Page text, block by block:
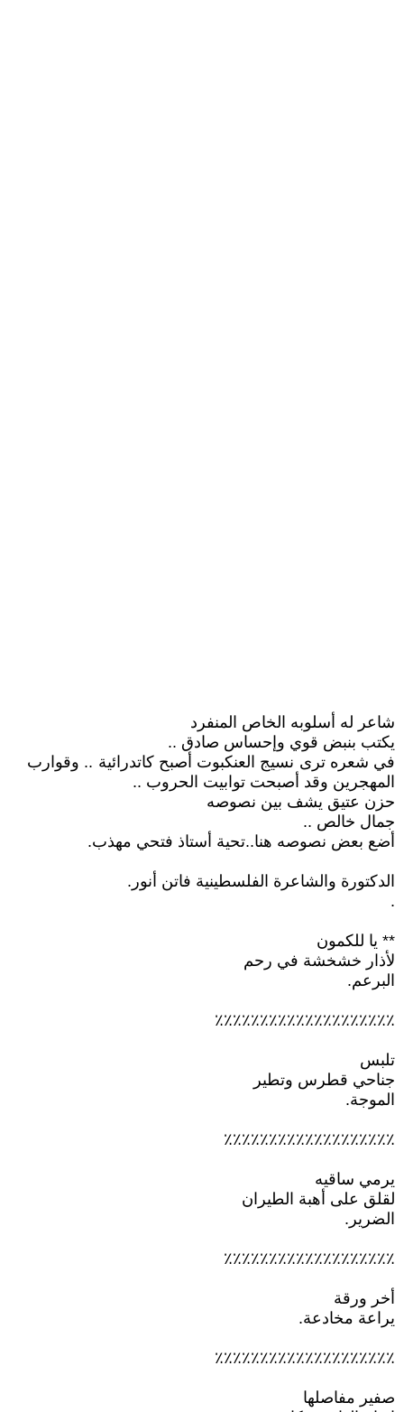
شاعر له أسلوبه الخاص المنفرد
يكتب بنبض قوي وإحساس صادق ..
في شعره ترى نسيج العنكبوت أصبح كاتدرائية .. وقوارب
المهجرين وقد أصبحت توابيت الحروب ..
حزن عتيق يشف بين نصوصه
جمال خالص ..
أضع بعض نصوصه هنا..تحية أستاذ فتحي مهذب.
الدكتورة والشاعرة الفلسطينية فاتن أنور.
.
** يا للكمون
لأذار خشخشة في رحم
البرعم.
٪٪٪٪٪٪٪٪٪٪٪٪٪٪٪٪٪٪٪٪
تلبس
جناحي قطرس وتطير
الموجة.
٪٪٪٪٪٪٪٪٪٪٪٪٪٪٪٪٪٪٪
يرمي ساقيه
لقلق على أهبة الطيران
الضرير.
٪٪٪٪٪٪٪٪٪٪٪٪٪٪٪٪٪٪٪
أخر ورقة
يراعة مخادعة.
٪٪٪٪٪٪٪٪٪٪٪٪٪٪٪٪٪٪٪٪
صفير مفاصلها